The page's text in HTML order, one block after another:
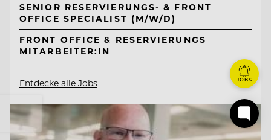
SENIOR RESERVIERUNGS- & FRONT
OFFICE SPECIALIST (M/W/D)
FRONT OFFICE & RESERVIERUNGS
MITARBEITER:IN
Entdecke alle Jobs JOBS